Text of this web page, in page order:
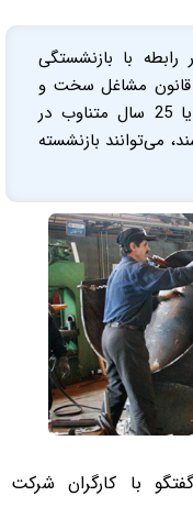
رابطه با بازنشستگی
مشاغل سخت و
زیان‌آور، افرادی که 20 سال متوالی یا 25 سال متناوب در
می‌توانند بازنشسته
با کارگران شرکت